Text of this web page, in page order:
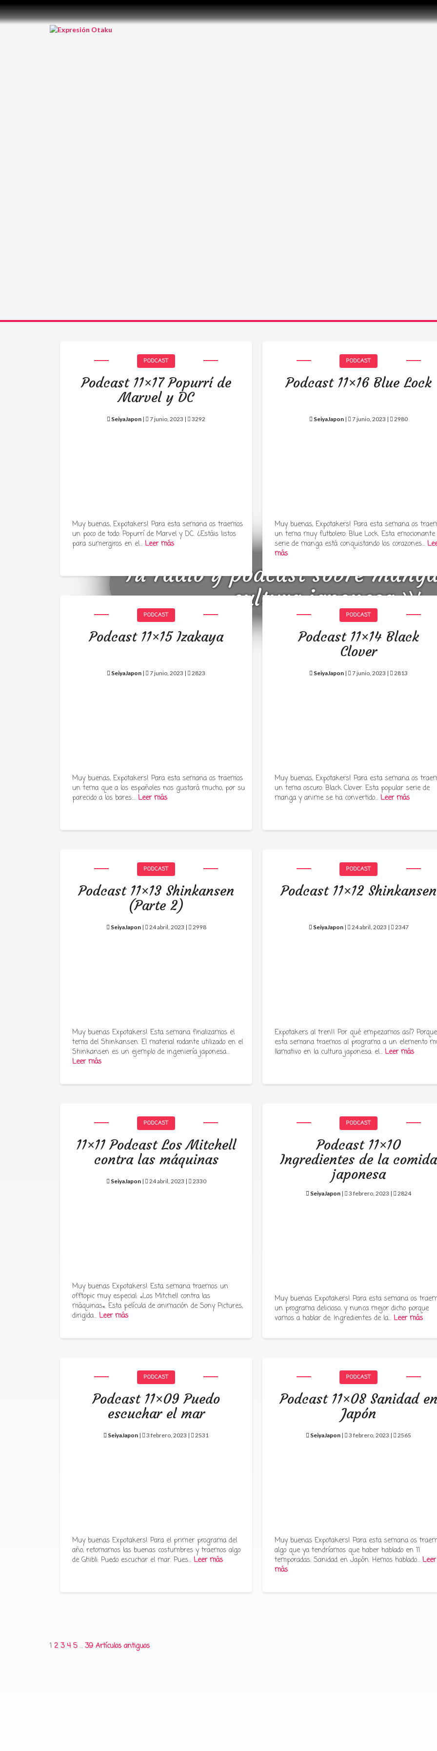
Tu radio y podcast sobre
cultura japonesa ツ
PODCAST
Podcast 11×17 Popurrí de
Marvel y DC
SeiyaJapon | 7 junio, 2023 | 3292
Muy buenas, Expotakers! Para esta semana os traemos
un poco de todo: Popurrí de Marvel y DC. ¿Estáis listos
para sumergiros en el…Leer más
PODCAST
Podcast 11×16 Blue Lock
SeiyaJapon | 7 junio, 2023 | 2980
Muy buenas, Expotakers! Para esta semana os
un tema muy futbolero: Blue Lock. Esta emocionante
serie de manga está conquistando los corazones…
más
PODCAST
Podcast 11×15 Izakaya
SeiyaJapon | 7 junio, 2023 | 2823
Muy buenas, Expotakers! Para esta semana os traemos
un tema que a los españoles nos gustará mucho, por su
parecido a los bares:…Leer más
PODCAST
Podcast 11×14 Black
Clover
SeiyaJapon | 7 junio, 2023 | 2813
Muy buenas, Expotakers! Para esta semana os
un tema oscuro: Black Clover. Esta popular serie de
manga y anime se ha convertido…Leer más
PODCAST
Podcast 11×13 Shinkansen
(Parte 2)
SeiyaJapon| 24 abril, 2023 | 2998
Muy buenas Expotakers! Esta semana finalizamos el
tema del Shinkansen. El material rodante utilizado en el
Shinkansen es un ejemplo de ingeniería japonesa…
Leer más
PODCAST
Podcast 11×12 Shinkansen
SeiyaJapon| 24 abril, 2023 | 2347
Expotakers al tren!! Por qué empezamos así? Porque
esta semana traemos al programa a un elemento
llamativo en la cultura japonesa: el…Leer más
PODCAST
11×11 Podcast Los Mitchell
contra las máquinas
SeiyaJapon| 24 abril, 2023 | 2330
Muy buenas Expotakers! Esta semana traemos un
offtopic muy especial: «Los Mitchell contra las
máquinas«. Esta película de animación de Sony Pictures,
dirigida…Leer más
PODCAST
Podcast 11×10
Ingredientes de la comida
japonesa
SeiyaJapon | 3 febrero, 2023 | 2824
Muy buenas Expotakers! Para esta semana os
un programa delicioso, y nunca mejor dicho porque
vamos a hablar de: Ingredientes de la…Leer más
PODCAST
Podcast 11×09 Puedo
escuchar el mar
SeiyaJapon | 3 febrero, 2023 | 2531
Muy buenas Expotakers! Para el primer programa del
año, retomamos las buenas costumbres y traemos algo
de Ghibli: Puedo escuchar el mar. Pues…Leer más
PODCAST
Podcast 11×08 Sanidad en
Japón
SeiyaJapon | 3 febrero, 2023 | 2565
Muy buenas Expotakers! Para esta semana os
algo que ya tendríamos que haber hablado en 11
temporadas: Sanidad en Japón. Hemos hablado…Leer
más
Paginación
1 2 3 4 5 … 39 Artículos antiguos